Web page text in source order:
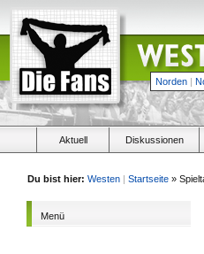
Norden |
Aktuell Diskussionen
Du bist hier: Westen | Startseite »
Menü